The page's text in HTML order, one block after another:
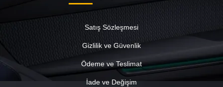
Satış Sözleşmesi
Gizlilik ve Güvenlik
Ödeme ve Teslimat
İade ve Değişim